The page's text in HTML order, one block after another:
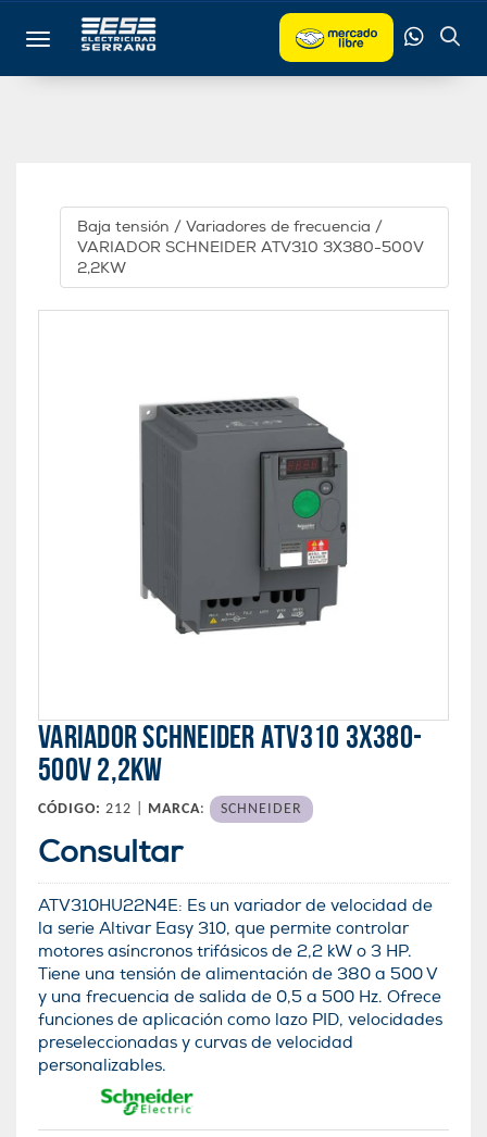
Toggle navigation
Baja tensión / Variadores de frecuencia /
VARIADOR SCHNEIDER ATV310 3X380-500V
2,2KW
VARIADOR SCHNEIDER ATV310 3X380-
500V 2,2KW
CÓDIGO: 212 | MARCA: SCHNEIDER
Consultar
ATV310HU22N4E: Es un variador de velocidad de
la serie Altivar Easy 310, que permite controlar
motores asíncronos trifásicos de 2,2 kW o 3 HP.
Tiene una tensión de alimentación de 380 a 500 V
y una frecuencia de salida de 0,5 a 500 Hz. Ofrece
funciones de aplicación como lazo PID, velocidades
preseleccionadas y curvas de velocidad
personalizables.